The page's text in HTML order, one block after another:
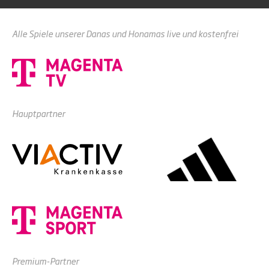
Alle Spiele unserer Danas und Honamas live und kostenfrei
Hauptpartner
Premium-Partner